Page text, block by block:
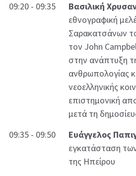
09:20 - 09:35
Βασιλική
εθνογραφική
Σαρακατσάνων
τον John
στην ανάπτυξη
ανθρωπολογίας
νεοελληνικής
επιστημονική
μετά τη
09:35 - 09:50
Ευάγγελος
εγκατάσταση
της Ηπείρου